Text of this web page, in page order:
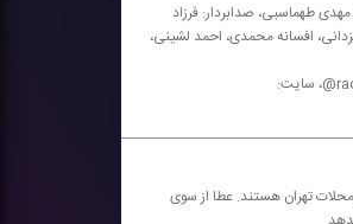
طهماسبی، صدابردار: فرزاد
افسانه محمدی، احمد لشینی،
رادیو نمایش؛ موج اف ام ردیف ۱۰۷/۵ مگاهرتز، تلفن گویا: ۹۸۲۱۲۷۸۶۱۰۷۵+ ارتباطات: ۹۸۲۱۳۳۹۱۴۱۴۲+ فضای مجازی: radionamayesh۱۰۷۵@، سایت:
تهران هستند. عطا از سوی